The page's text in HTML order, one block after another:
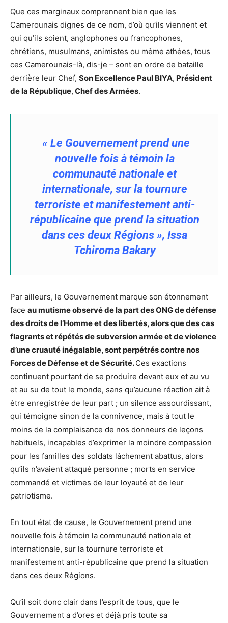
Que ces marginaux comprennent bien que les
Camerounais dignes de ce nom, d’où qu’ils viennent et
qui qu’ils soient, anglophones ou francophones,
chrétiens, musulmans, animistes ou même athées, tous
ces Camerounais-là, dis-je – sont en ordre de bataille
derrière leur Chef, Son Excellence Paul BIYA, Président
de la République, Chef des Armées.
« Le Gouvernement prend une
nouvelle fois à témoin la
communauté nationale et
internationale, sur la tournure
terroriste et manifestement anti-
républicaine que prend la situation
dans ces deux Régions », Issa
Tchiroma Bakary
Par ailleurs, le Gouvernement marque son étonnement
face au mutisme observé de la part des ONG de défense
des droits de l’Homme et des libertés, alors que des cas
flagrants et répétés de subversion armée et de violence
d’une cruauté inégalable, sont perpétrés contre nos
Forces de Défense et de Sécurité.Ces exactions
continuent pourtant de se produire devant eux et au vu
et au su de tout le monde, sans qu’aucune réaction ait à
être enregistrée de leur part ; un silence assourdissant,
qui témoigne sinon de la connivence, mais à tout le
moins de la complaisance de nos donneurs de leçons
habituels, incapables d’exprimer la moindre compassion
pour les familles des soldats lâchement abattus, alors
qu’ils n’avaient attaqué personne ; morts en service
commandé et victimes de leur loyauté et de leur
patriotisme.
En tout état de cause, le Gouvernement prend une
nouvelle fois à témoin la communauté nationale et
internationale, sur la tournure terroriste et
manifestement anti-républicaine que prend la situation
dans ces deux Régions.
Qu’il soit donc clair dans l’esprit de tous, que le
Gouvernement a d’ores et déjà pris toute sa